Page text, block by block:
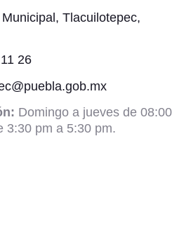
Tlacuilotepec,
26
Domingo a jueves de 08:00
3:30 pm a 5:30 pm.